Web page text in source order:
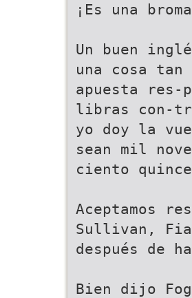
¡Es una
Un buen
una cosa tan
apuesta res-
libras con-
yo doy la
sean mil
ciento
Aceptamos
Sullivan,
después de
Bien dijo